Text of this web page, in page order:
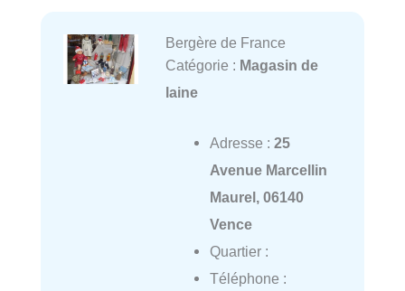
Bergère de France
Catégorie : Magasin de
laine
Adresse : 25
Avenue Marcellin
Maurel, 06140
Vence
Quartier :
Téléphone :